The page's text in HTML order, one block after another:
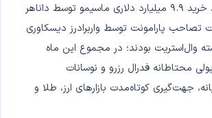
و در بخش شرکتی، خرید ۹.۹ میلیارد دلاری ماسیمو توسط داناهر
تصاحب پارامونت توسط واربرادرز دیسکاوری
وال‌استریت بودند؛ در مجموع این ماه
محتاطانه فدرال رزرو و نوسانات
جهت‌گیری کوتاه‌مدت بازارهای ارز، طلا و